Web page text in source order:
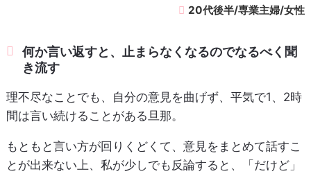
20代後半/専業主婦/女性
何か言い返すと、止まらなくなるのでなるべく聞
き流す
理不尽なことでも、自分の意見を曲げず、平気で1、2時
間は言い続けることがある旦那。
もともと言い方が回りくどくて、意見をまとめて話すこ
とが出来ない上、私が少しでも反論すると、「だけど」